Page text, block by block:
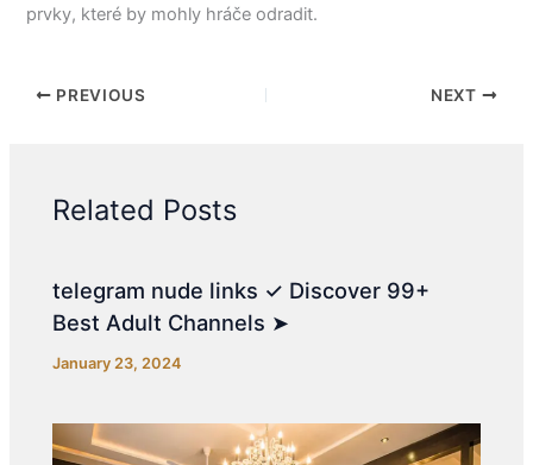
prvky, které by mohly hráče odradit.
PREVIOUS NEXT
Related Posts
telegram nude links ✓ Discover 99+
Best Adult Channels ➤
January 23, 2024